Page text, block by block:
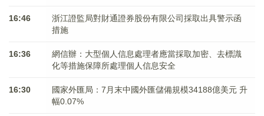
16:46
浙江證監局對財通證券股份有限公司採取出具警示函
措施
16:36
網信辦：大型個人信息處理者應當採取加密、去標識
化等措施保障所處理個人信息安全
16:30
國家外匯局：7月末中國外匯儲備規模34188億美元 升
幅0.07%